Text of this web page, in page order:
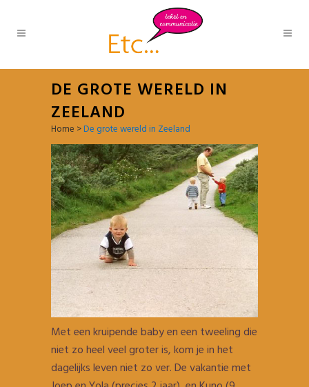
DE GROTE WERELD IN
ZEELAND
Home >De grote wereld in Zeeland
Met een kruipende baby en een tweeling die
niet zo heel veel groter is, kom je in het
dagelijks leven niet zo ver. De vakantie met